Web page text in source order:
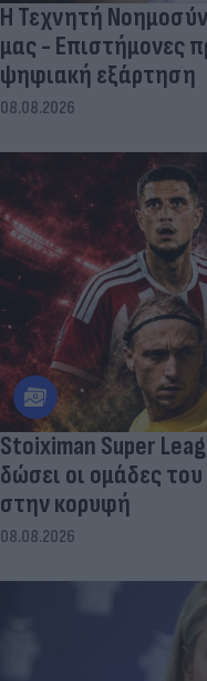
Η Τεχνητή
μας - Eπιστήμονες
ψηφιακή εξάρτηση
08.08.2026
Stoiximan Super
δώσει οι ομάδες
στην κορυφή
08.08.2026